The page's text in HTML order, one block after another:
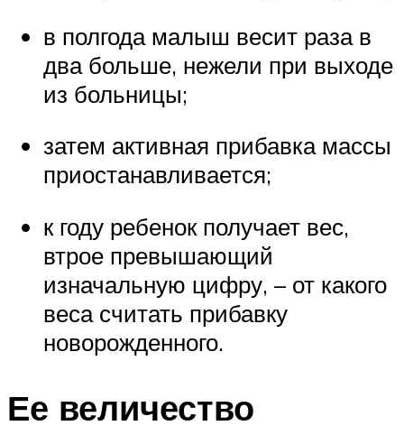
в полгода малыш весит раза в
два больше, нежели при выходе
из больницы;
затем активная прибавка массы
приостанавливается;
к году ребенок получает вес,
втрое превышающий
изначальную цифру, – от какого
веса считать прибавку
новорожденного.
Ее величество